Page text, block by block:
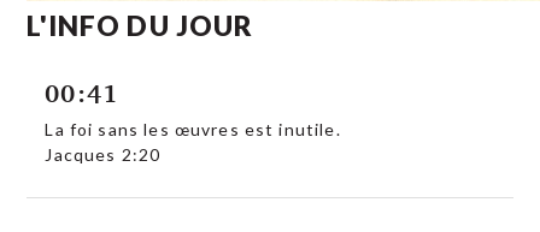
L'INFO DU JOUR
00:41
La foi sans les œuvres est inutile.
Jacques 2:20